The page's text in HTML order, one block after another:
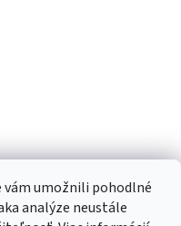
vám umožnili pohodlné
analýze neustále